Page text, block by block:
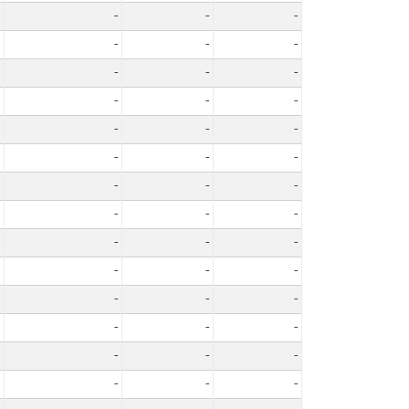
- -
-
- -
-
- -
-
- -
-
- -
-
- -
-
- -
-
- -
-
- -
-
- -
-
- -
-
- -
-
- -
-
- -
-